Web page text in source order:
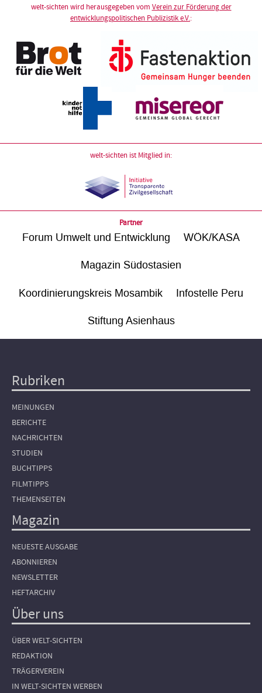
welt-sichten wird herausgegeben vom Verein zur Förderung der
entwicklungspolitischen Publizistik e.V.:
welt-sichten ist Mitglied in:
Partner
Forum Umwelt und Entwicklung WÖK/KASA
Magazin Südostasien
Koordinierungskreis Mosambik Infostelle Peru
Stiftung Asienhaus
Hauptnavigation
Rubriken
MEINUNGEN
BERICHTE
NACHRICHTEN
STUDIEN
BUCHTIPPS
FILMTIPPS
THEMENSEITEN
Magazin
NEUESTE AUSGABE
ABONNIEREN
NEWSLETTER
HEFTARCHIV
Über uns
ÜBER WELT-SICHTEN
REDAKTION
TRÄGERVEREIN
IN WELT-SICHTEN WERBEN